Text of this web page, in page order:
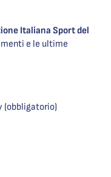
Italiana Sport del
e le ultime
(obbligatorio)